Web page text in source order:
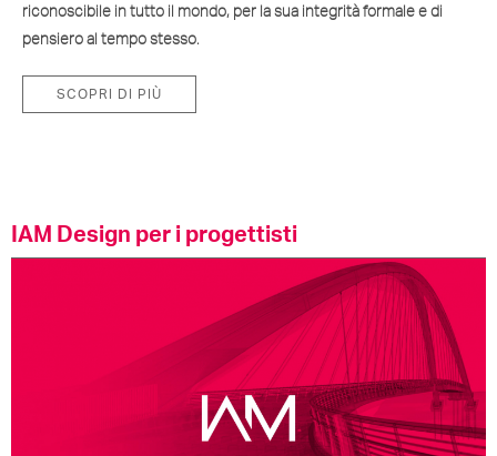
riconoscibile in tutto il mondo, per la sua integrità formale e di
pensiero al tempo stesso.
SCOPRI DI PIÙ
IAM Design per i progettisti